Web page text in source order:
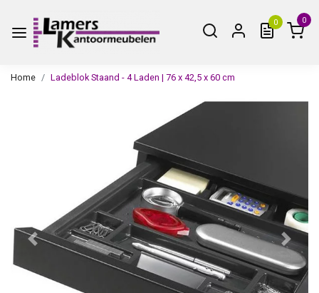
0 0
Home Ladeblok Staand - 4 Laden | 76 x 42,5 x 60 cm
Vorige